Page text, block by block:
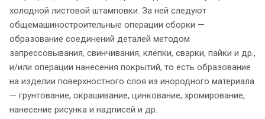
холодной листовой штамповки. За ней следуют
общемашиностроительные операции сборки —
образование соединений деталей методом
запрессовывания, свинчивания, клёпки, сварки, пайки и др.,
и/или операции нанесения покрытий, то есть образование
на изделии поверхностного слоя из инородного материала
— грунтование, окрашивание, цинкование, хромирование,
нанесение рисунка и надписей и др.